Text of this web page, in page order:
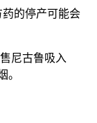
的停产可能会
尼古鲁吸入
。